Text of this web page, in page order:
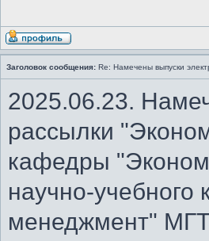
Заголовок сообщения: Re: Намечены выпуски
2025.06.23.
рассылки
кафедры
научно-
менеджмент"